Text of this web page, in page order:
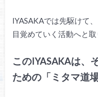
IYASAKAでは先駆けて
目覚めていく活動へと取
このIYASAKAは、
ための「ミタマ道